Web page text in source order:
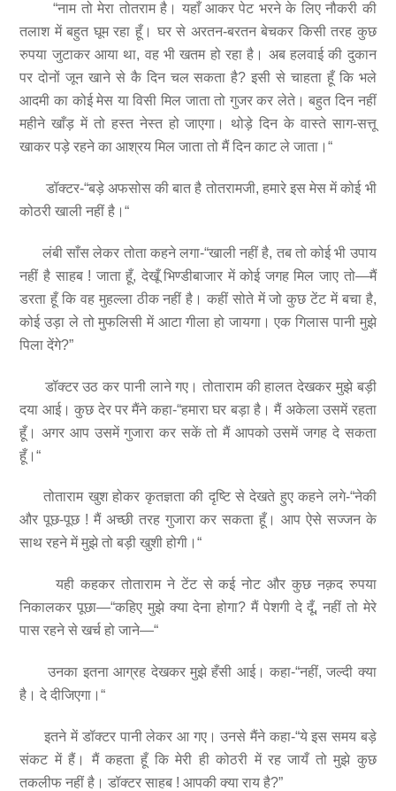
“नाम तो मेरा तोतराम है। यहाँ आकर पेट भरने के लिए नौकरी की
तलाश में बहुत घूम रहा हूँ। घर से अरतन-बरतन बेचकर किसी तरह कुछ
रुपया जुटाकर आया था, वह भी खतम हो रहा है। अब हलवाई की दुकान
पर दोनों जून खाने से कै दिन चल सकता है? इसी से चाहता हूँ कि भले
आदमी का कोई मेस या विसी मिल जाता तो गुजर कर लेते। बहुत दिन नहीं
महीने खाँड़ में तो हस्त नेस्त हो जाएगा। थोड़े दिन के वास्ते साग-सत्तू
खाकर पड़े रहने का आश्रय मिल जाता तो मैं दिन काट ले जाता।“
डॉक्टर-“बड़े अफसोस की बात है तोतरामजी, हमारे इस मेस में कोई भी
कोठरी खाली नहीं है।“
लंबी साँस लेकर तोता कहने लगा-“खाली नहीं है, तब तो कोई भी उपाय
नहीं है साहब ! जाता हूँ, देखूँ भिण्डीबाजार में कोई जगह मिल जाए तो—मैं
डरता हूँ कि वह मुहल्ला ठीक नहीं है। कहीं सोते में जो कुछ टेंट में बचा है,
कोई उड़ा ले तो मुफलिसी में आटा गीला हो जायगा। एक गिलास पानी मुझे
पिला देंगे?”
डॉक्टर उठ कर पानी लाने गए। तोताराम की हालत देखकर मुझे बड़ी
दया आई। कुछ देर पर मैंने कहा-“हमारा घर बड़ा है। मैं अकेला उसमें रहता
हूँ। अगर आप उसमें गुजारा कर सकें तो मैं आपको उसमें जगह दे सकता
हूँ।“
तोताराम खुश होकर कृतज्ञता की दृष्टि से देखते हुए कहने लगे-“नेकी
और पूछ-पूछ ! मैं अच्छी तरह गुजारा कर सकता हूँ। आप ऐसे सज्जन के
साथ रहने में मुझे तो बड़ी खुशी होगी।“
यही कहकर तोताराम ने टेंट से कई नोट और कुछ नक़द रुपया
निकालकर पूछा—“कहिए मुझे क्या देना होगा? मैं पेशगी दे दूँ, नहीं तो मेरे
पास रहने से खर्च हो जाने—“
उनका इतना आग्रह देखकर मुझे हँसी आई। कहा-“नहीं, जल्दी क्या
है। दे दीजिएगा।“
इतने में डॉक्टर पानी लेकर आ गए। उनसे मैंने कहा-“ये इस समय बड़े
संकट में हैं। मैं कहता हूँ कि मेरी ही कोठरी में रह जायँ तो मुझे कुछ
तकलीफ नहीं है। डॉक्टर साहब ! आपकी क्या राय है?”